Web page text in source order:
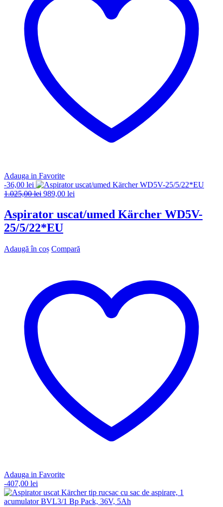
Adauga in Favorite
-36,00 lei
1.025,00lei Prețul
a
fost:
1.025,00 lei.
989,00 lei
este:
989,00 lei.
Aspirator uscat/umed Kärcher WD5V-
25/5/22*EU
Adaugă în coș Compară
Adauga in Favorite
-407,00 lei